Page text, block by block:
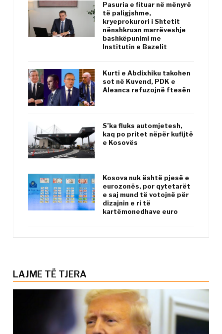
Pasuria e fituar në mënyrë
të paligjshme,
kryeprokurori i Shtetit
nënshkruan marrëveshje
bashkëpunimi me
Institutin e Bazelit
Kurti e Abdixhiku takohen
sot në Kuvend, PDK e
Aleanca refuzojnë ftesën
S’ka fluks automjetesh,
kaq po pritet nëpër kufijtë
e Kosovës
Kosova nuk është pjesë e
eurozonës, por qytetarët
e saj mund të votojnë për
dizajnin e ri të
kartëmonedhave euro
LAJME TË TJERA